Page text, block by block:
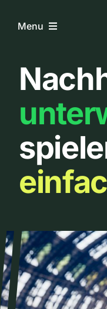
InhaltMenu
Home
Über uns
Urbanlist